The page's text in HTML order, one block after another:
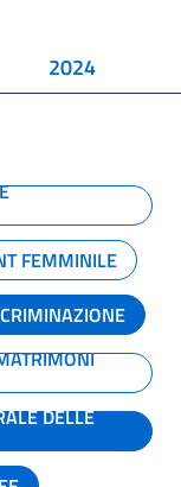
2024
FEMMINILE
DELLE